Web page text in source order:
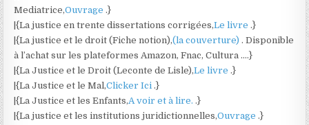
Mediatrice,Ouvrage.}
|{La justice en trente dissertations corrigées,Le livre.}
|{La justice et le droit (Fiche notion),(la couverture). Disponible
à l’achat sur les plateformes Amazon, Fnac, Cultura ….}
|{La Justice et le Droit (Leconte de Lisle),Le livre.}
|{La Justice et le Mal,Clicker Ici.}
|{La Justice et les Enfants,A voir et à lire..}
|{La justice et les institutions juridictionnelles,Ouvrage.}